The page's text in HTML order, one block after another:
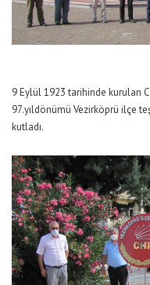
9 Eylül 1923 tarihinde kurulan
97.yıldönümü Vezirköprü ilçe
kutladı.